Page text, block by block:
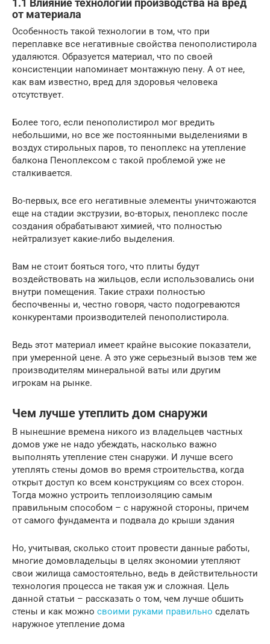
1.1 Влияние технологии производства на вред
от материала
Особенность такой технологии в том, что при
переплавке все негативные свойства пенополистирола
удаляются. Образуется материал, что по своей
консистенции напоминает монтажную пену. А от нее,
как вам известно, вред для здоровья человека
отсутствует.
Более того, если пенополистирол мог вредить
небольшими, но все же постоянными выделениями в
воздух стирольных паров, то пеноплекс на утепление
балкона Пеноплексом с такой проблемой уже не
сталкивается.
Во-первых, все его негативные элементы уничтожаются
еще на стадии экструзии, во-вторых, пеноплекс после
создания обрабатывают химией, что полностью
нейтрализует какие-либо выделения.
Вам не стоит бояться того, что плиты будут
воздействовать на жильцов, если использовались они
внутри помещения. Такие страхи полностью
беспочвенны и, честно говоря, часто подогреваются
конкурентами производителей пенополистирола.
Ведь этот материал имеет крайне высокие показатели,
при умеренной цене. А это уже серьезный вызов тем же
производителям минеральной ваты или другим
игрокам на рынке.
Чем лучше утеплить дом снаружи
В нынешние времена никого из владельцев частных
домов уже не надо убеждать, насколько важно
выполнять утепление стен снаружи. И лучше всего
утеплять стены домов во время строительства, когда
открыт доступ ко всем конструкциям со всех сторон.
Тогда можно устроить теплоизоляцию самым
правильным способом – с наружной стороны, причем
от самого фундамента и подвала до крыши здания
Но, учитывая, сколько стоит провести данные работы,
многие домовладельцы в целях экономии утепляют
свои жилища самостоятельно, ведь в действительности
технология процесса не такая уж и сложная. Цель
данной статьи – рассказать о том, чем лучше обшить
стены и как можно своими руками правильно сделать
наружное утепление дома